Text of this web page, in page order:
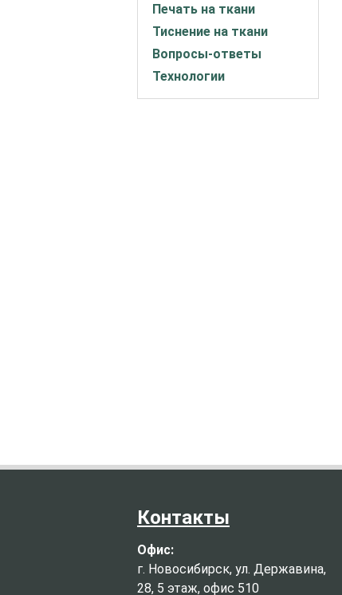
Печать на ткани
Тиснение на ткани
Вопросы-ответы
Технологии
Контакты
Офис:
г. Новосибирск, ул. Державина,
28, 5 этаж, офис 510